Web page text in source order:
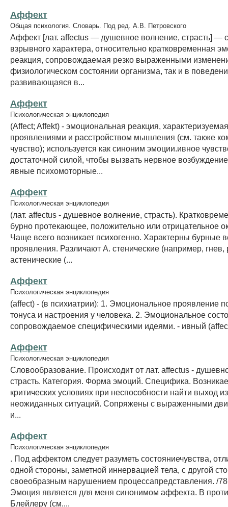
Аффект
Общая психология. Словарь. Под ред. А.В. Петровского
Аффект [лат. affectus — душевное волнение, страсть] —
взрывного характера, относительно кратковременная
реакция, сопровождаемая резко выраженными
физиологическом состоянии организма, так и в
развивающаяся в...
Аффект
Психологическая энциклопедия
(Affect; Affekt) - эмоциональная реакция,
проявлениями и расстройством мышления (см. также
чувство); используется как синоним эмоции.ивное
достаточной силой, чтобы вызвать нервное
явные психомоторные...
Аффект
Психологическая энциклопедия
(лат. affectus - душевное волнение, страсть).
бурно протекающее, положительно или отрицательное
Чаще всего возникает психогенно. Характерны бурные
проявления. Различают А. стенические (например, гнев,
астенические (...
Аффект
Психологическая энциклопедия
(affect) - (в психиатрии): 1. Эмоциональное проявление
тонуса и настроения у человека. 2. Эмоциональное
сопровождаемое специфическими идеями. - ивный
Аффект
Психологическая энциклопедия
Словообразование. Происходит от лат. affectus -
страсть. Категория. Форма эмоций. Специфика.
критических условиях при неспособности найти выход
неожиданных ситуаций. Сопряжены с выраженными
и...
Аффект
Психологическая энциклопедия
. Под аффектом следует разуметь состояниечувства,
одной стороны, заметной иннервацией тела, с другой
своеобразным нарушением процессапредставления. /
Эмоция является для меня синонимом аффекта. В
Блейлеру (см....